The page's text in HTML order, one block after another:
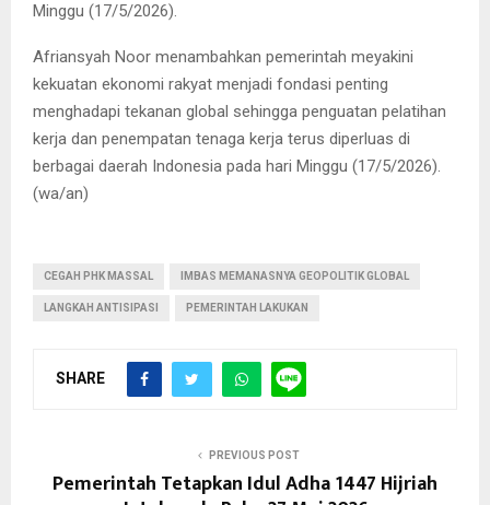
Minggu (17/5/2026).
Afriansyah Noor menambahkan pemerintah meyakini
kekuatan ekonomi rakyat menjadi fondasi penting
menghadapi tekanan global sehingga penguatan pelatihan
kerja dan penempatan tenaga kerja terus diperluas di
berbagai daerah Indonesia pada hari Minggu (17/5/2026).
(wa/an)
CEGAH PHK MASSAL IMBAS MEMANASNYA GEOPOLITIK GLOBAL
LANGKAH ANTISIPASI PEMERINTAH LAKUKAN
SHARE
PREVIOUS POST
Pemerintah Tetapkan Idul Adha 1447 Hijriah